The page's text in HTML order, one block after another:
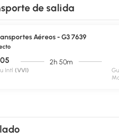
de salida
Aéreos - G3 7639
Intl (VVI)
2h 50m